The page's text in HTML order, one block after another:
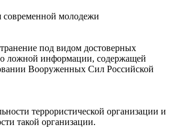
современной молодежи
под видом достоверных
ложной информации, содержащей
Вооруженных Сил Российской
террористической организации и
такой организации.